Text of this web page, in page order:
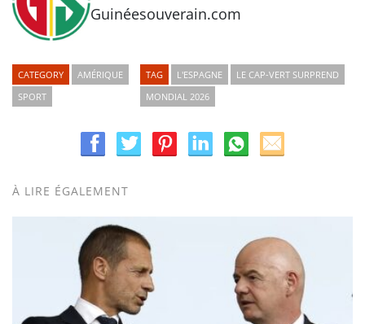
Guinéesouverain.com
CATEGORY
AMÉRIQUE
SPORT
TAG L'ESPAGNE
LE CAP-VERT SURPREND
MONDIAL 2026
À LIRE ÉGALEMENT